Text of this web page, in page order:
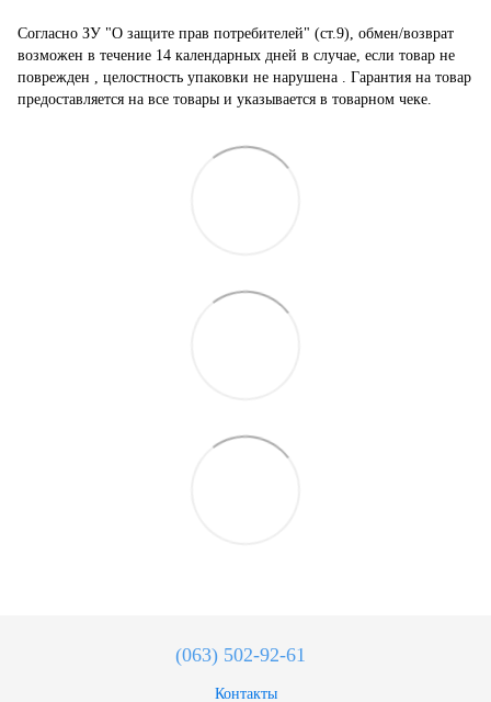
Согласно ЗУ "О защите прав потребителей" (ст.9), обмен/возврат
возможен в течение 14 календарных дней в случае, если товар не
поврежден , целостность упаковки не нарушена . Гарантия на товар
предоставляется на все товары и указывается в товарном чеке.
(063) 502-92-61
Контакты